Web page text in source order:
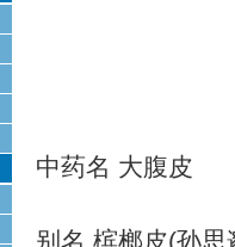
中药名 大腹皮
别名 槟榔皮(孙